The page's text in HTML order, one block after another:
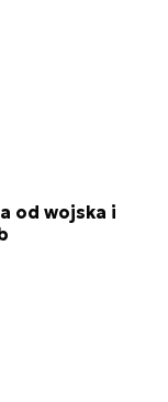
od wojska i